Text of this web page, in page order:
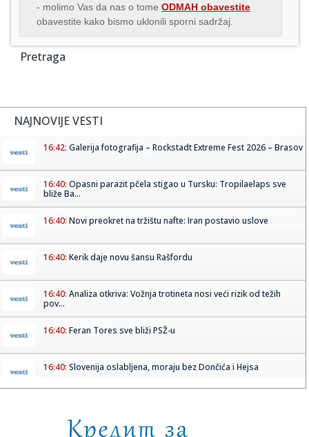
- molimo Vas da nas o tome ODMAH obavestite
obavestite kako bismo uklonili sporni sadržaj.
Pretraga
NAJNOVIJE VESTI
16:42: Galerija fotografija – Rockstadt Extreme Fest 2026 – Brasov
16:40: Opasni parazit pčela stigao u Tursku: Tropilaelaps sve
bliže Ba...
16:40: Novi preokret na tržištu nafte: Iran postavio uslove
16:40: Kerik daje novu šansu Rašfordu
16:40: Analiza otkriva: Vožnja trotineta nosi veći rizik od težih
pov...
16:40: Feran Tores sve bliži PSŽ-u
16:40: Slovenija oslabljena, moraju bez Dončića i Hejsa